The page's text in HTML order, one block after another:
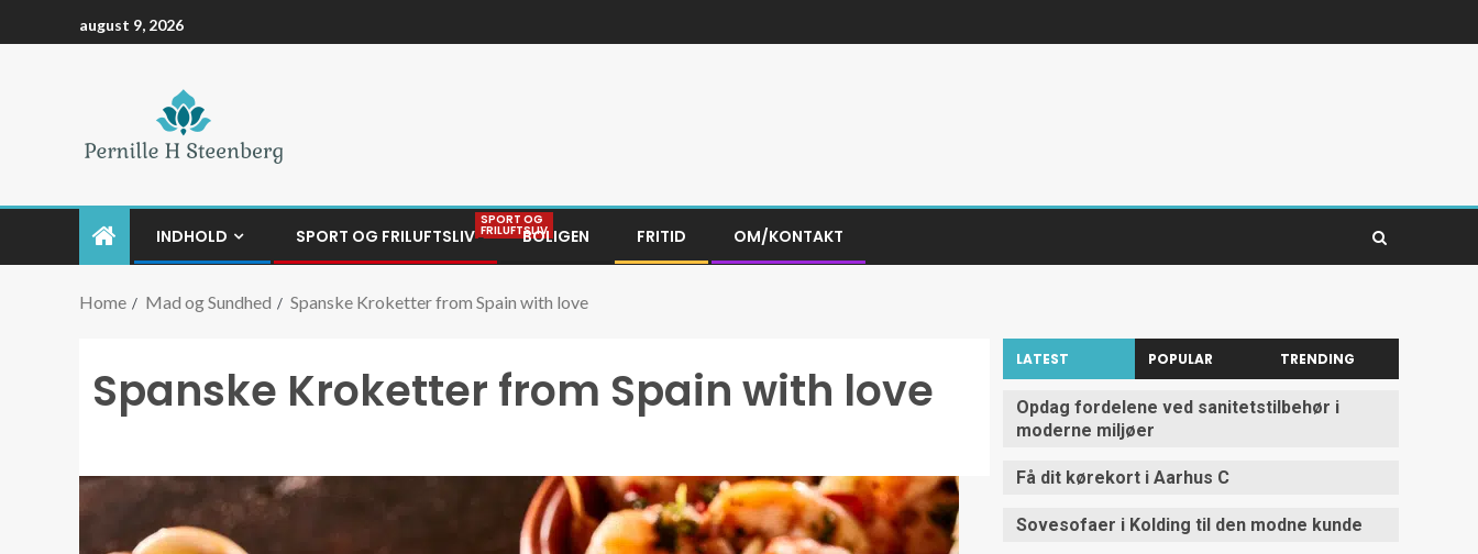
august 9, 2026
INDHOLD SPORT OG FRILUFTSLIV
SPORT OG
FRILUFTSLIVBOLIGEN FRITID OM/KONTAKT
Home Mad og Sundhed Spanske Kroketter from Spain with love
Spanske Kroketter from Spain with love
LATEST POPULAR TRENDING
Opdag fordelene ved sanitetstilbehør i
moderne miljøer
Få dit kørekort i Aarhus C
Sovesofaer i Kolding til den modne kunde